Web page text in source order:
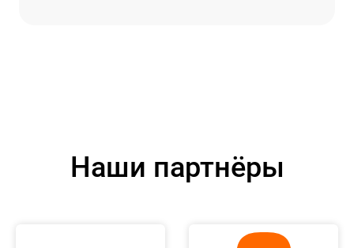
Наши партнёры